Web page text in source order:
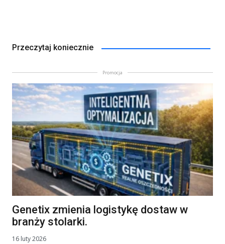
Przeczytaj koniecznie
Promocja
Genetix zmienia logistykę dostaw w
branży stolarki.
16 luty 2026